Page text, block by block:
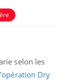
selon les
Dry